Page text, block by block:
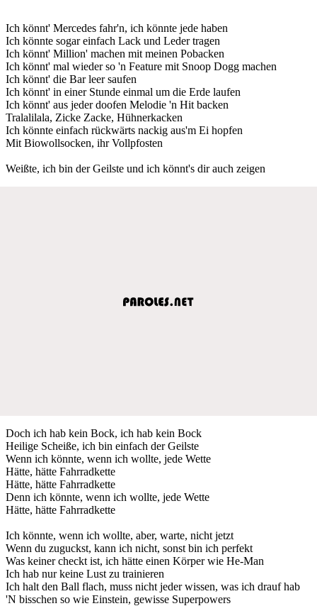
Ich könnt' Mercedes fahr'n, ich könnte jede haben
Ich könnte sogar einfach Lack und Leder tragen
Ich könnt' Million' machen mit meinen Pobacken
Ich könnt' mal wieder so 'n Feature mit Snoop Dogg machen
Ich könnt' die Bar leer saufen
Ich könnt' in einer Stunde einmal um die Erde laufen
Ich könnt' aus jeder doofen Melodie 'n Hit backen
Tralalilala, Zicke Zacke, Hühnerkacken
Ich könnte einfach rückwärts nackig aus'm Ei hopfen
Mit Biowollsocken, ihr Vollpfosten
Weißte, ich bin der Geilste und ich könnt's dir auch zeigen
Doch ich hab kein Bock, ich hab kein Bock
Heilige Scheiße, ich bin einfach der Geilste
Wenn ich könnte, wenn ich wollte, jede Wette
Hätte, hätte Fahrradkette
Hätte, hätte Fahrradkette
Denn ich könnte, wenn ich wollte, jede Wette
Hätte, hätte Fahrradkette
Ich könnte, wenn ich wollte, aber, warte, nicht jetzt
Wenn du zuguckst, kann ich nicht, sonst bin ich perfekt
Was keiner checkt ist, ich hätte einen Körper wie He-Man
Ich hab nur keine Lust zu trainieren
Ich halt den Ball flach, muss nicht jeder wissen, was ich drauf hab
'N bisschen so wie Einstein, gewisse Superpowers